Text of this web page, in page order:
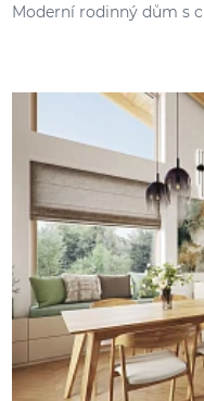
Moderní rodinný dům s